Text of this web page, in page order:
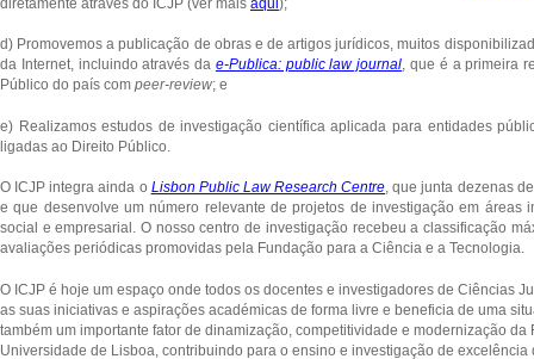
d) Promovemos a publicação de obras e de artigos jurídicos, muitos
da Internet, incluindo através da e-Publica: public law journal , que é a primeira
Público do país com peer-review; e
e) Realizamos estudos de investigação científica aplicada para entidades
ligadas ao Direito Público.
O ICJP integra ainda o Lisbon Public Law Research Centre , que junta dezenas
e que desenvolve um número relevante de projetos de investigação em áreas
social e empresarial. O nosso centro de investigação recebeu a classificação
avaliações periódicas promovidas pela Fundação para a Ciência e a Tecnologia.
O ICJP é hoje um espaço onde todos os docentes e investigadores de Ciências
as suas iniciativas e aspirações académicas de forma livre e beneficia de uma
também um importante fator de dinamização, competitividade e modernização da
Universidade de Lisboa, contribuindo para o ensino e investigação de excelência